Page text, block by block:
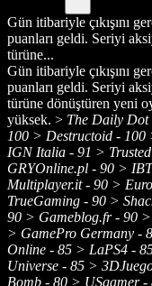
Gün itibariyle çıkışını
puanları geldi. Seriyi
türüne...
Gün itibariyle çıkışını
puanları geldi. Seriyi
türüne dönüştüren yeni
yüksek. > The Daily
100 > Destructoid -
IGN Italia - 91 >
GRYOnline.pl - 90 >
Multiplayer.it - 90 >
TrueGaming - 90 >
90 > Gameblog.fr - 90
> GamePro Germany -
Online - 85 > LaPS4 -
Universe - 85 >
Bomb - 80 > USgamer